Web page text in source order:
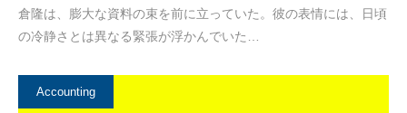
倉隆は、膨大な資料の束を前に立っていた。彼の表情には、日頃
の冷静さとは異なる緊張が浮かんでいた…
Accounting